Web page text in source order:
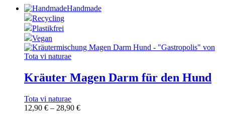
Handmade
Recycling
Plastikfrei
Vegan
Kräuter Magen Darm für den Hund
Tota vi naturae
12,90 € – 28,90 €